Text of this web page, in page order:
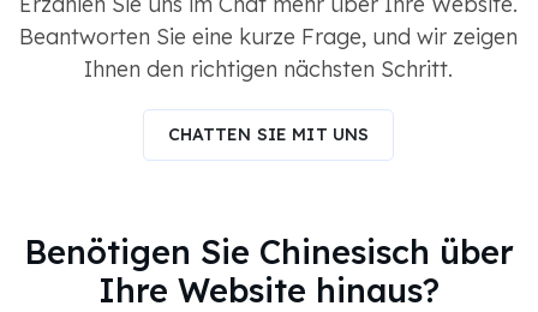
Beantworten Sie eine kurze Frage, und wir zeigen
Ihnen den richtigen nächsten Schritt.
CHATTEN SIE MIT UNS
Benötigen Sie Chinesisch über
Ihre Website hinaus?